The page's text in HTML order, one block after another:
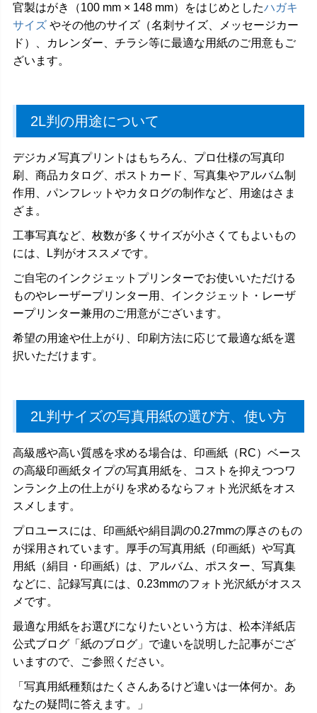
官製はがき（100 mm × 148 mm）をはじめとしたハガキ
サイズ やその他のサイズ（名刺サイズ、メッセージカー
ド）、カレンダー、チラシ等に最適な用紙のご用意もご
ざいます。
2L判の用途について
デジカメ写真プリントはもちろん、プロ仕様の写真印
刷、商品カタログ、ポストカード、写真集やアルバム制
作用、パンフレットやカタログの制作など、用途はさま
ざま。
工事写真など、枚数が多くサイズが小さくてもよいもの
には、L判がオススメです。
ご自宅のインクジェットプリンターでお使いいただける
ものやレーザープリンター用、インクジェット・レーザ
ープリンター兼用のご用意がございます。
希望の用途や仕上がり、印刷方法に応じて最適な紙を選
択いただけます。
2L判サイズの写真用紙の選び方、使い方
高級感や高い質感を求める場合は、印画紙（RC）ベース
の高級印画紙タイプの写真用紙を、コストを抑えつつワ
ンランク上の仕上がりを求めるならフォト光沢紙をオス
スメします。
プロユースには、印画紙や絹目調の0.27mmの厚さのもの
が採用されています。厚手の写真用紙（印画紙）や写真
用紙（絹目・印画紙）は、アルバム、ポスター、写真集
などに、記録写真には、0.23mmのフォト光沢紙がオスス
メです。
最適な用紙をお選びになりたいという方は、松本洋紙店
公式ブログ「紙のブログ」で違いを説明した記事がござ
いますので、ご参照ください。
「写真用紙種類はたくさんあるけど違いは一体何か。あ
なたの疑問に答えます。」